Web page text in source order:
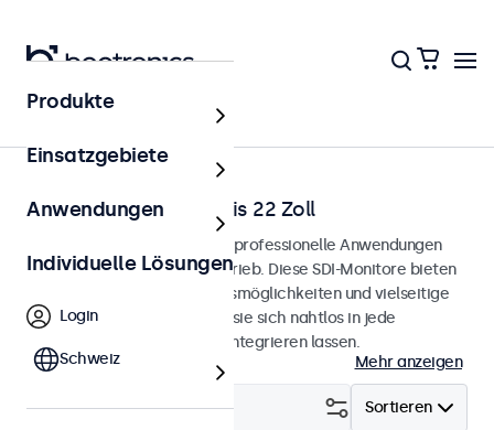
Startseite
SDI-Monitore von 12 bis 22 Zoll
SDI-Monitore, entwickelt für professionelle Anwendungen
und den kontinuierlichen Betrieb. Diese SDI-Monitore bieten
umfangreiche Konfigurationsmöglichkeiten und vielseitige
Montageoptionen, wodurch sie sich nahtlos in jede
Anwendung und Umgebung integrieren lassen.
Mehr anzeigen
Sortieren
Filtern (1)
Produkte
Einsatzgebiete
Anwendungen
Individuelle Lösungen
Login
Schweiz